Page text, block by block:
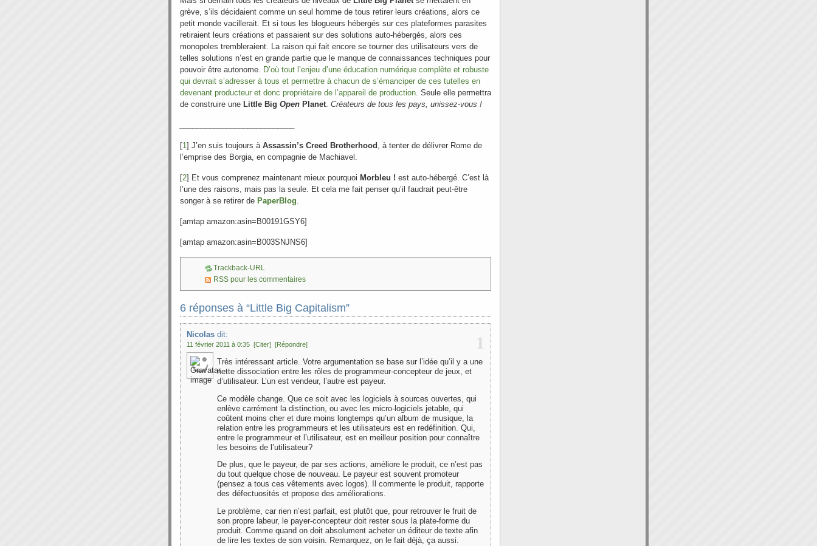
grève, s’ils décidaient comme un seul homme de tous retirer leurs créations, alors ce
petit monde vacillerait. Et si tous les blogueurs hébergés sur ces plateformes parasites
retiraient leurs créations et passaient sur des solutions auto-hébergés, alors ces
monopoles trembleraient. La raison qui fait encore se tourner des utilisateurs vers de
telles solutions n’est en grande partie que le manque de connaissances techniques pour
pouvoir être autonome. D’où tout l’enjeu d’une éducation numérique complète et robuste
qui devrait s’adresser à tous et permettre à chacun de s’émanciper de ces tutelles en
devenant producteur et donc propriétaire de l’appareil de production. Seule elle permettra
de construire une Little Big Open Planet. Créateurs de tous les pays, unissez-vous !
[1] J’en suis toujours à Assassin’s Creed Brotherhood , à tenter de délivrer Rome de
l’emprise des Borgia, en compagnie de Machiavel.
[2] Et vous comprenez maintenant mieux pourquoi Morbleu ! est auto-hébergé. C’est là
l’une des raisons, mais pas la seule. Et cela me fait penser qu’il faudrait peut-être
songer à se retirer de PaperBlog.
[amtap amazon:asin=B00191GSY6]
[amtap amazon:asin=B003SNJNS6]
Trackback-URL
RSS pour les commentaires
6 réponses à “Little Big Capitalism”
1
Nicolas dit:
11 février 2011 à 0:35 [Citer] [Répondre]
Très intéressant article. Votre argumentation se base sur l’idée qu’il y a une
nette dissociation entre les rôles de programmeur-concepteur de jeux, et
d’utilisateur. L’un est vendeur, l’autre est payeur.
Ce modèle change. Que ce soit avec les logiciels à sources ouvertes, qui
enlève carrément la distinction, ou avec les micro-logiciels jetable, qui
coûtent moins cher et dure moins longtemps qu’un album de musique, la
relation entre les programmeurs et les utilisateurs est en redéfinition. Qui,
entre le programmeur et l’utilisateur, est en meilleur position pour connaître
les besoins de l’utilisateur?
De plus, que le payeur, de par ses actions, améliore le produit, ce n’est pas
du tout quelque chose de nouveau. Le payeur est souvent promoteur
(pensez a tous ces vêtements avec logos). Il commente le produit, rapporte
des défectuosités et propose des améliorations.
Le problème, car rien n’est parfait, est plutôt que, pour retrouver le fruit de
son propre labeur, le payer-concepteur doit rester sous la plate-forme du
produit. Comme quand on doit absolument acheter un éditeur de texte afin
de lire les textes de son voisin. Remarquez, on le fait déjà, ça aussi.